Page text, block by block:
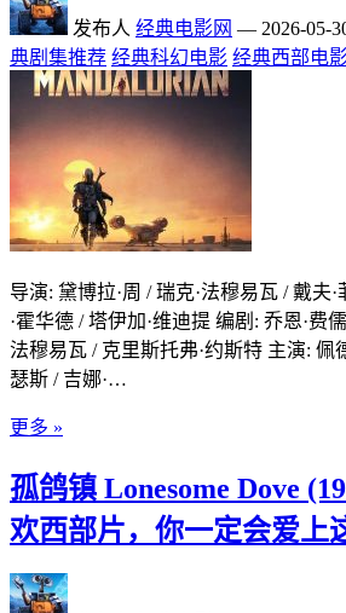
发布人 经典电影网 — 2026-05-
典剧集推荐 经典科幻电影 经典西部电
导演: 黛博拉·周 / 瑞克·法穆易瓦 / 戴夫
·霍华德 / 塔伊加·维迪提 编剧: 乔恩·费
法穆易瓦 / 克里斯托弗·约斯特 主演: 佩
瑟斯 / 吉娜·…
更多 »
孤鸽镇 Lonesome Dove
欢西部片，你一定会爱上